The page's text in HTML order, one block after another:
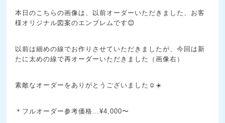
本日のこちらの画像は、以前オーダーいただきました、お客
様オリジナル図案のエンブレムです😊
以前は細めの線でお作りさせていただきましたが、今回は新
たに太めの線で再オーダーいただきました（画像右）
素敵なオーダーをありがとうございました☺️☀️
＊フルオーダー参考価格…¥4,000〜